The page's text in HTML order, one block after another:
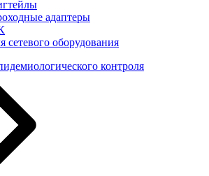
адаптеры
сетевого оборудования
контроля